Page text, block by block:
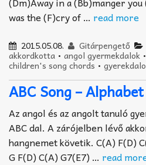
was the (F)cry of … read more
2015.05.08. Gitárpengető
akkordkotta • angol gyermekdalok •
children's song chords •
ABC Song –
Az angol és az angolt tanuló
ABC dal. A zárójelben lévő
hangnemet követik. C(A) F(D)
G F(D) C(A) G7(E7) … read